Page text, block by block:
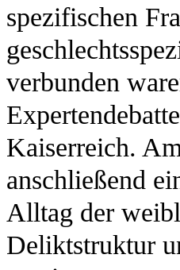
spezifischen
verbunden
Kaiserreich.
anschließend
Alltag der
Deliktstruktur